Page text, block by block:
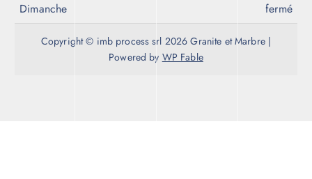
Dimanche
fermé
Copyright © imb process srl 2026 Granite et Marbre |
Powered by WP Fable